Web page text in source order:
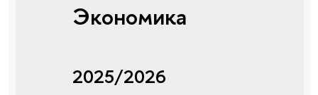
Экономика
2025/2026